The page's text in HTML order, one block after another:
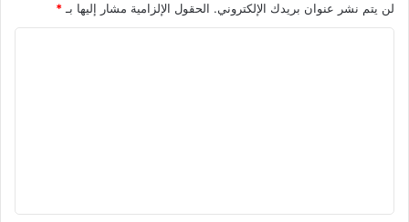
لن يتم نشر عنوان بريدك الإلكتروني. الحقول الإلزامية مشار إليها بـ*